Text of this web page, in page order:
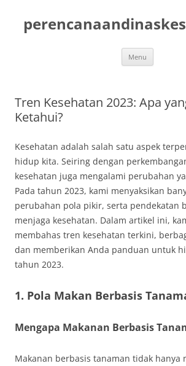
content
Menu
Tren Kesehatan 2023: Apa
Ketahui?
Kesehatan adalah salah satu aspek
hidup kita. Seiring dengan
kesehatan juga mengalami perubahan
Pada tahun 2023, kami menyaksikan
perubahan pola pikir, serta pendekatan
menjaga kesehatan. Dalam artikel ini,
membahas tren kesehatan terkini,
dan memberikan Anda panduan untuk
tahun 2023.
1. Pola Makan Berbasis
Mengapa Makanan Berbasis
Makanan berbasis tanaman tidak hanya